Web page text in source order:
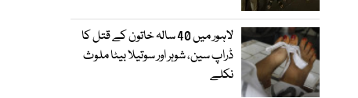
لاہور میں 40 سالہ خاتون کے قتل کا
ڈراپ سین، شوہر اور سوتیلا بیٹا ملوث
نکلے